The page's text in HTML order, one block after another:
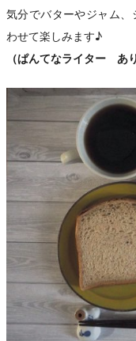
気分でバターやジャム
わせて楽しみます♪
（ぱんてなライター あ